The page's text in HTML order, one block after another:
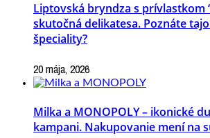
Liptovská bryndza s prívlastkom
skutočná delikatesa. Poznáte
špeciality?
20 mája, 2026
Milka a MONOPOLY – ikonické
kampani. Nakupovanie mení na